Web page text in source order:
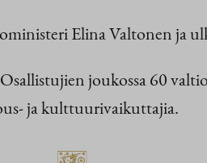
Elina Valtonen ja
joukossa 60
ja kulttuurivaikuttajia.